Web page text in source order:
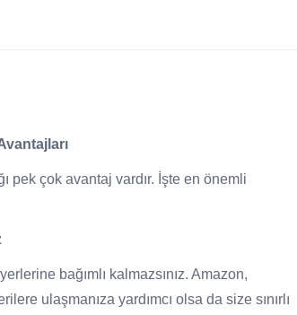
pek çok avantaj vardır. İşte en önemli
bağımlı kalmazsınız. Amazon,
ulaşmanıza yardımcı olsa da size sınırlı